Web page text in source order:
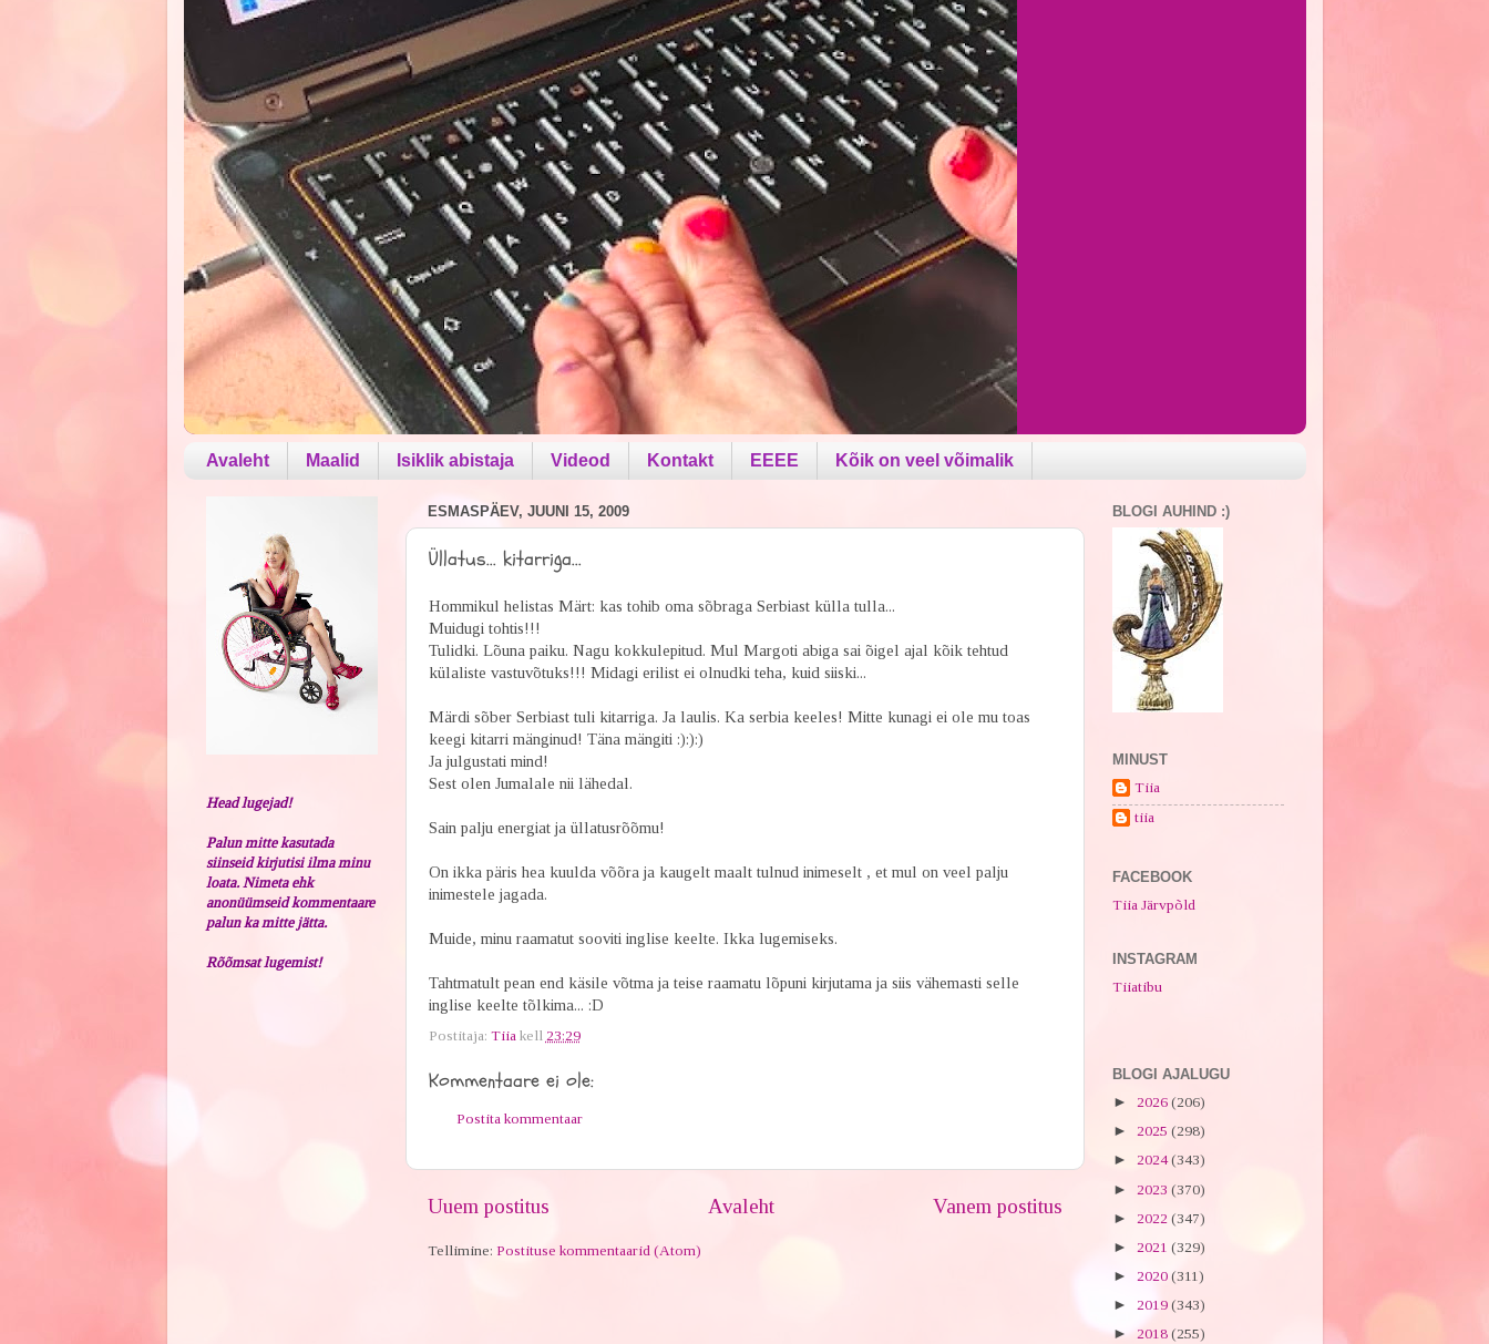
Avaleht Maalid Isiklik abistaja Videod Kontakt EEEE Kõik on veel võimalik
ESMASPÄEV, JUUNI 15, 2009
Üllatus... kitarriga...
Hommikul helistas Märt: kas tohib oma sõbraga Serbiast külla tulla...
Muidugi tohtis!!!
Tulidki. Lõuna paiku. Nagu kokkulepitud. Mul Margoti abiga sai õigel ajal kõik tehtud
külaliste vastuvõtuks!!! Midagi erilist ei olnudki teha, kuid siiski...
Märdi sõber Serbiast tuli kitarriga. Ja laulis. Ka serbia keeles! Mitte kunagi ei ole mu toas
keegi kitarri mänginud! Täna mängiti :):):)
Ja julgustati mind!
Sest olen Jumalale nii lähedal.
Sain palju energiat ja üllatusrõõmu!
On ikka päris hea kuulda võõra ja kaugelt maalt tulnud inimeselt , et mul on veel palju
inimestele jagada.
Muide, minu raamatut sooviti inglise keelte. Ikka lugemiseks.
Tahtmatult pean end käsile võtma ja teise raamatu lõpuni kirjutama ja siis vähemasti selle
inglise keelte tõlkima... :D
Postitaja: Tiia kell 23:29
Kommentaare ei ole:
Postita kommentaar
Uuem postitus Vanem postitus
Avaleht
Tellimine: Postituse kommentaarid (Atom)
Head lugejad!
Palun mitte kasutada
siinseid kirjutisi ilma minu
loata. Nimeta ehk
anonüümseid kommentaare
palun ka mitte jätta.
Rõõmsat lugemist!
BLOGI AUHIND :)
MINUST
Tiia
tiia
FACEBOOK
Tiia Järvpõld
INSTAGRAM
Tiiatibu
BLOGI AJALUGU
► 2026 (206)
► 2025 (298)
► 2024(343)
► 2023 (370)
► 2022 (347)
► 2021 (329)
► 2020 (311)
► 2019 (343)
► 2018 (255)